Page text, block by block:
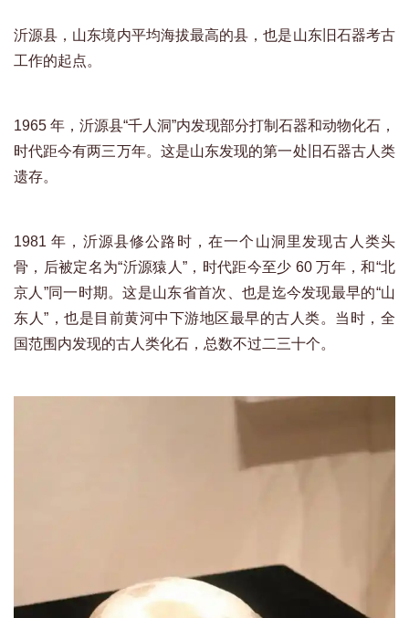
沂源县，山东境内平均海拔最高的县，也是山东旧石器考古
工作的起点。
1965 年，沂源县“千人洞”内发现部分打制石器和动物化石，
时代距今有两三万年。这是山东发现的第一处旧石器古人类
遗存。
1981 年，沂源县修公路时，在一个山洞里发现古人类头
骨，后被定名为“沂源猿人”，时代距今至少 60 万年，和“北
京人”同一时期。这是山东省首次、也是迄今发现最早的“山
东人”，也是目前黄河中下游地区最早的古人类。当时，全
国范围内发现的古人类化石，总数不过二三十个。